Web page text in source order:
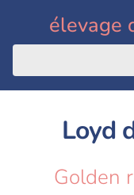
élevage
Loyd
Golden